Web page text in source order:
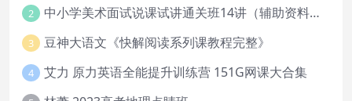
2 中小学美术面试说课试讲通关班14讲（辅助资料第一套）
3 豆神大语文《快解阅读系列课教程完整》
4 艾力 原力英语全能提升训练营 151G网课大合集